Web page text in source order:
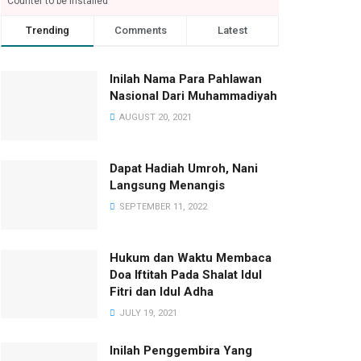
Trending Comments Latest
Inilah Nama Para Pahlawan
Nasional Dari Muhammadiyah
AUGUST 20, 2021
Dapat Hadiah Umroh, Nani
Langsung Menangis
SEPTEMBER 11, 2022
Hukum dan Waktu Membaca
Doa Iftitah Pada Shalat Idul
Fitri dan Idul Adha
JULY 19, 2021
Inilah Penggembira Yang